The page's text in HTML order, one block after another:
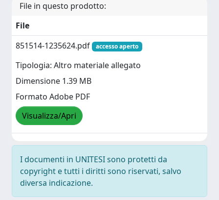
File in questo prodotto:
File
851514-1235624.pdf
accesso aperto
Tipologia: Altro materiale allegato
Dimensione 1.39 MB
Formato Adobe PDF
Visualizza/Apri
I documenti in UNITESI sono protetti da
copyright e tutti i diritti sono riservati, salvo
diversa indicazione.